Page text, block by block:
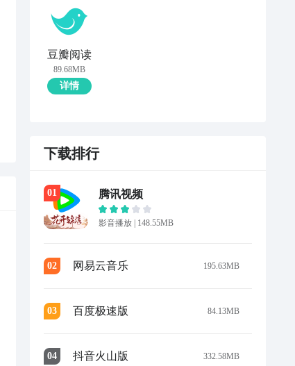
豆瓣阅读
89.68MB
详情
下载排行
01 腾讯视频
影音播放 | 148.55MB
02 网易云音乐 195.63MB
03 百度极速版 84.13MB
04 抖音火山版 332.58MB